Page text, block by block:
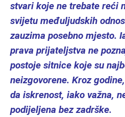
stvari koje ne trebate reći
svijetu međuljudskih
zauzima posebno mjesto.
prava prijateljstva ne
postoje sitnice koje su
neizgovorene. Kroz
da iskrenost, iako važna,
podijeljena bez zadrške.